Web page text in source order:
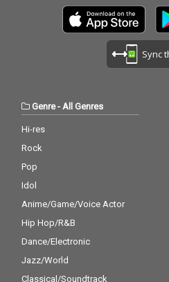
Sync
Genre-All Genres
Hi-res
Rock
Pop
Idol
Anime/Game/Voice Actor
Hip Hop/R&B
Dance/Electronic
Jazz/World
Classical/Soundtrack